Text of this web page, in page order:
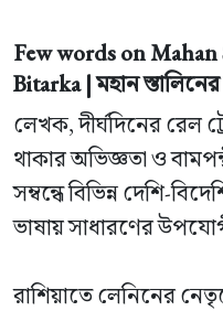
Few words on
Bitarka | মহান
লেখক, দীর্ঘদিনের রেল
থাকার অভিজ্ঞতা ও
সম্বন্ধে বিভিন্ন দেশি-
ভাষায় সাধারণের
রাশিয়াতে লেনিনের